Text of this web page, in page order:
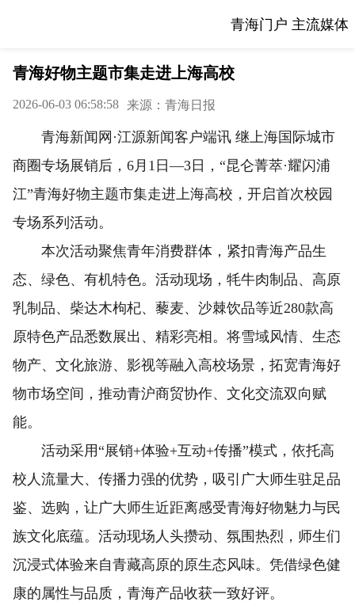
青海门户 主流媒体
青海好物主题市集走进上海高校
2026-06-03 06:58:58 来源：青海日报
青海新闻网·江源新闻客户端讯 继上海国际城市
商圈专场展销后，6月1日—3日，“昆仑菁萃·耀闪浦
江”青海好物主题市集走进上海高校，开启首次校园
专场系列活动。
本次活动聚焦青年消费群体，紧扣青海产品生
态、绿色、有机特色。活动现场，牦牛肉制品、高原
乳制品、柴达木枸杞、藜麦、沙棘饮品等近280款高
原特色产品悉数展出、精彩亮相。将雪域风情、生态
物产、文化旅游、影视等融入高校场景，拓宽青海好
物市场空间，推动青沪商贸协作、文化交流双向赋
能。
活动采用“展销+体验+互动+传播”模式，依托高
校人流量大、传播力强的优势，吸引广大师生驻足品
鉴、选购，让广大师生近距离感受青海好物魅力与民
族文化底蕴。活动现场人头攒动、氛围热烈，师生们
沉浸式体验来自青藏高原的原生态风味。凭借绿色健
康的属性与品质，青海产品收获一致好评。